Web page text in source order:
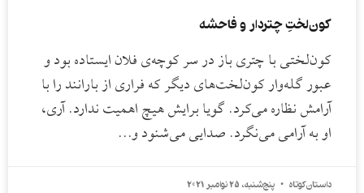
کون‌لختِ چتردار و فاحشه
کون‌لختی با چتری باز در سر کوچه‌ی فلان ایستاده بود و
عبور گله‌وار کون‌لخت‌های دیگر که فراری از بارانند را با
آرامش نظاره می‌کرد. گویا برایش هیچ اهمیت ندارد. آری،
او به آرامی می‌نگرد. صدایی می‌شنود و…
داستان کوتاه پنج‌شنبه، 25 نوامبر 2021